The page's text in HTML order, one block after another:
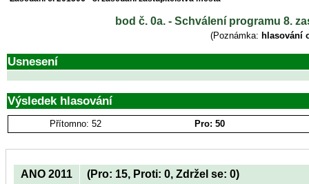
bod č. 0a. - Schválení programu 8.
(Poznámka: hlasování
Usnesení
Výsledek hlasování
Přítomno: 52 Pro: 50
ANO 2011 (Pro: 15, Proti: 0, Zdržel se: 0)